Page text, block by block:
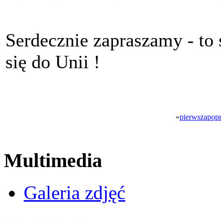
Serdecznie zapraszamy -
się do Unii !
«pierwsza
Multimedia
Galeria zdjęć